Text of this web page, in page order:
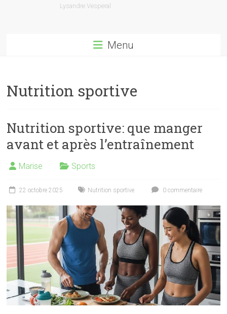
Lysandre Vesperal
Menu
Nutrition sportive
Nutrition sportive: que manger
avant et après l’entraînement
Marise Sports
22 octobre 2025 Nutrition sportive 0 commentaire